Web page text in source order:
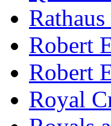
Robert
Robert
Royal